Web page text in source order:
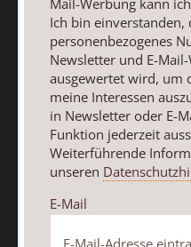
Anzeiger für
Ja, ich möchte den
Seelsorge-Newsletter
Verwendung meiner
Marketings durch den
oder die E-Mail-Werbung
Ich bin einverstanden,
Nutzungsverhalten in
erfasst und ausgewertet
Mail-Werbung kann
Ich bin einverstanden,
personenbezogenes
Newsletter und E-
ausgewertet wird, um
meine Interessen
in Newsletter oder E-
Funktion jederzeit
Weiterführende
unseren
E-Mail